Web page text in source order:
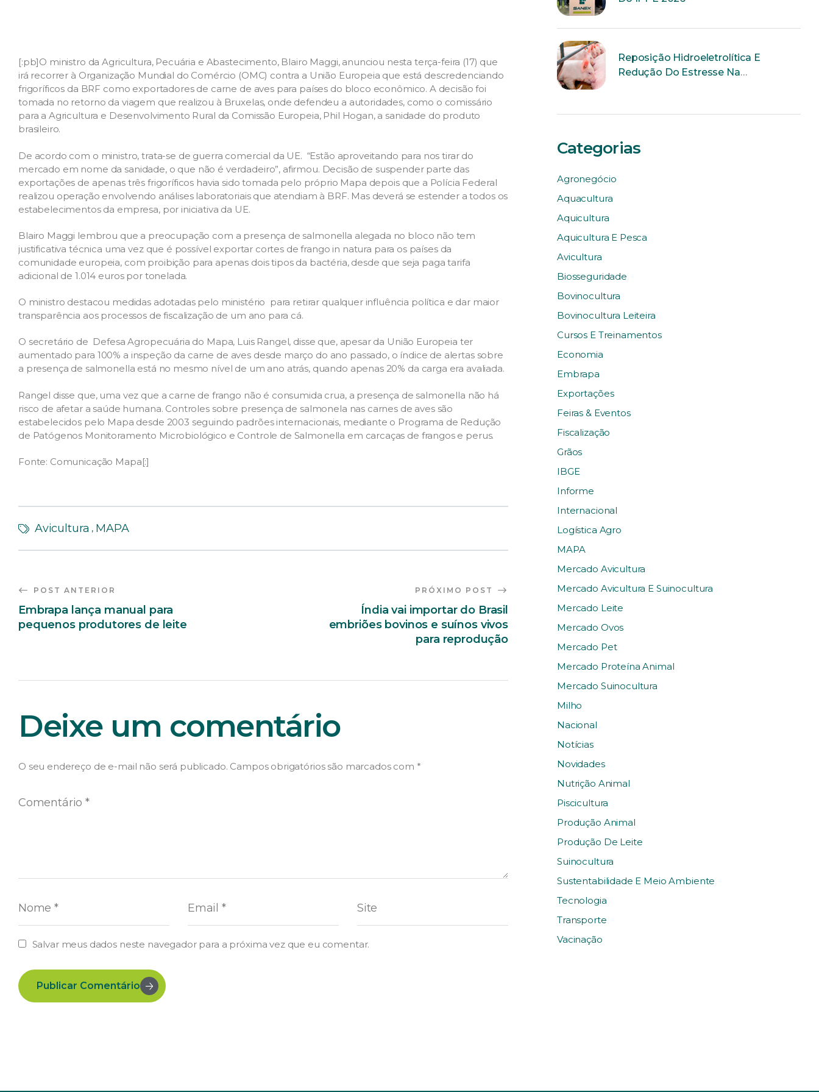
[:pb]O ministro da Agricultura, Pecuária e Abastecimento, Blairo Maggi, anunciou nesta terça-feira (17) que
irá recorrer à Organização Mundial do Comércio (OMC) contra a União Europeia que está descredenciando
frigoríficos da BRF como exportadores de carne de aves para países do bloco econômico. A decisão foi
tomada no retorno da viagem que realizou à Bruxelas, onde defendeu a autoridades, como o comissário
para a Agricultura e Desenvolvimento Rural da Comissão Europeia, Phil Hogan, a sanidade do produto
brasileiro.
De acordo com o ministro, trata-se de guerra comercial da UE. “Estão aproveitando para nos tirar do
mercado em nome da sanidade, o que não é verdadeiro”, afirmou. Decisão de suspender parte das
exportações de apenas três frigoríficos havia sido tomada pelo próprio Mapa depois que a Polícia Federal
realizou operação envolvendo análises laboratoriais que atendiam à BRF. Mas deverá se estender a todos os
estabelecimentos da empresa, por iniciativa da UE.
Blairo Maggi lembrou que a preocupação com a presença de salmonella alegada no bloco não tem
justificativa técnica uma vez que é possível exportar cortes de frango in natura para os países da
comunidade europeia, com proibição para apenas dois tipos da bactéria, desde que seja paga tarifa
adicional de 1.014 euros por tonelada.
O ministro destacou medidas adotadas pelo ministério para retirar qualquer influência política e dar maior
transparência aos processos de fiscalização de um ano para cá.
O secretário de Defesa Agropecuária do Mapa, Luis Rangel, disse que, apesar da União Europeia ter
aumentado para 100% a inspeção da carne de aves desde março do ano passado, o índice de alertas sobre
a presença de salmonella está no mesmo nível de um ano atrás, quando apenas 20% da carga era avaliada.
Rangel disse que, uma vez que a carne de frango não é consumida crua, a presença de salmonella não há
risco de afetar a saúde humana. Controles sobre presença de salmonela nas carnes de aves são
estabelecidos pelo Mapa desde 2003 seguindo padrões internacionais, mediante o Programa de Redução
de Patógenos Monitoramento Microbiológico e Controle de Salmonella em carcaças de frangos e perus.
Fonte: Comunicação Mapa[:]
Avicultura , MAPA
POST ANTERIOR
Embrapa lança manual para
pequenos produtores de leite
PRÓXIMO POST
Índia vai importar do Brasil
embriões bovinos e suínos vivos
para reprodução
Deixe um comentário
O seu endereço de e-mail não será publicado. Campos obrigatórios são marcados com *
Salvar meus dados neste navegador para a próxima vez que eu comentar.
Publicar Comentário
Reposição Hidroeletrolítica E
Redução Do Estresse Na
Categorias
Agronegócio
Aquacultura
Aquicultura
Aquicultura E Pesca
Avicultura
Biosseguridade
Bovinocultura
Bovinocultura Leiteira
Cursos E Treinamentos
Economia
Embrapa
Exportações
Feiras & Eventos
Fiscalização
Grãos
IBGE
Informe
Internacional
Logística Agro
MAPA
Mercado Avicultura
Mercado Avicultura E Suinocultura
Mercado Leite
Mercado Ovos
Mercado Pet
Mercado Proteína Animal
Mercado Suinocultura
Milho
Nacional
Notícias
Novidades
Nutrição Animal
Piscicultura
Produção Animal
Produção De Leite
Suinocultura
Sustentabilidade E Meio Ambiente
Tecnologia
Transporte
Vacinação